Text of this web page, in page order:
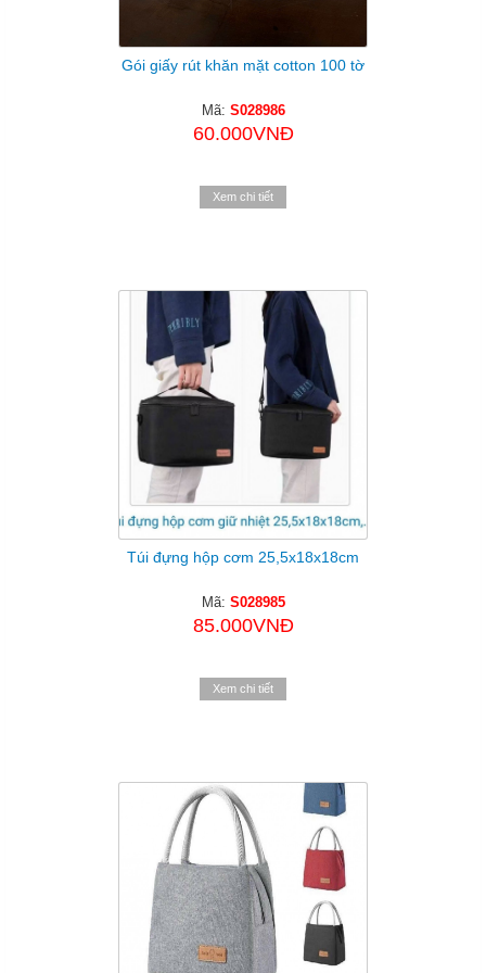
Gói giấy rút khăn mặt cotton 100 tờ
Mã: S028986
60.000VNĐ
Xem chi tiết
Túi đựng hộp cơm 25,5x18x18cm
Mã: S028985
85.000VNĐ
Xem chi tiết